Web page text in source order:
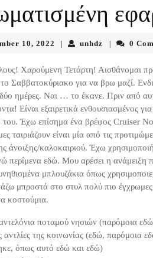
10, 2022 December
2022
unhdz unhdz 0
Χαρούμενη Τετάρτη! Αισθάνομαι
Σαββατοκύριακο για να βρω μαζί.
ημέρες. Ναι … το έκανε. Πριν από
Είναι εξαιρετικά ενθουσιασμένος
του. Έχω επίσημα ένα βρέφος Cruiser
ταιριάζουν είναι μία από τις
άνοιξης/καλοκαιριού. Έχω
περίμενα εδώ. Μου αρέσει η ανάμειξη
μπλουζάκια όπως
μπροστά στο στυλ πολύ πιο έγχρωμες
κοστούμια.
ποταμού νησιών (παρόμοια
αντλίες της κοινωνίας (εδώ,
όπως αυτό εδώ και εδώ)